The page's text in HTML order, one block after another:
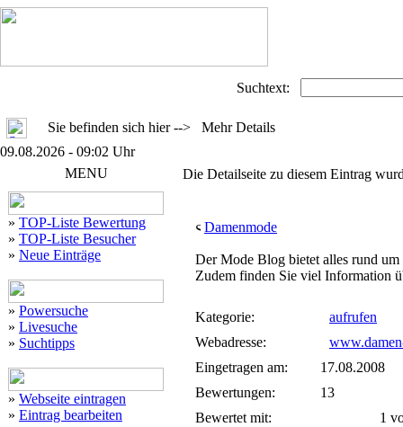
Suchtext:
Sie befinden sich hier --> Mehr Details
09.08.2026 - 09:02 Uhr
MENU
» TOP-Liste Bewertung
» TOP-Liste Besucher
» Neue Einträge
» Powersuche
» Livesuche
» Suchtipps
» Webseite eintragen
» Eintrag bearbeiten
Die Detailseite zu diesem Eintrag
Damenmode
Der Mode Blog bietet alles rund
Zudem finden Sie viel Information
Kategorie:
aufrufen
Webadresse:
Eingetragen am:
17.08.2008
Bewertungen:
13
Bewertet mit:
1